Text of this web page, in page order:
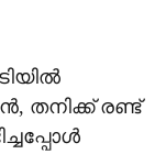
തനിക്ക് രണ്ട്